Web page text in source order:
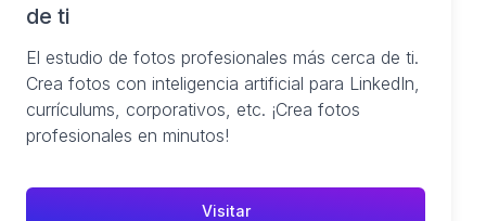
de ti
El estudio de fotos profesionales más cerca de ti.
Crea fotos con inteligencia artificial para LinkedIn,
currículums, corporativos, etc. ¡Crea fotos
profesionales en minutos!
Visitar